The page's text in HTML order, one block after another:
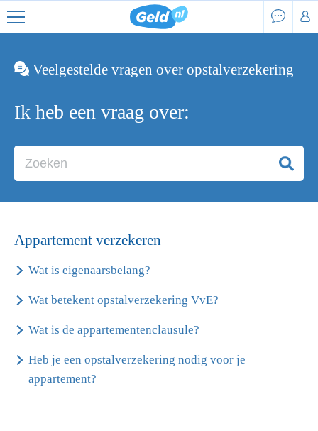
Veelgestelde vragen over opstalverzekering
Ik heb een vraag over:
Appartement verzekeren
Wat is eigenaarsbelang?
Wat betekent opstalverzekering VvE?
Wat is de appartementenclausule?
Heb je een opstalverzekering nodig voor je
appartement?